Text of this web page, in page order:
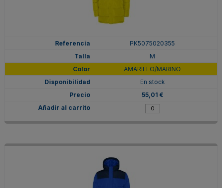
PK5075020355
M
AMARILLO/MARINO
En stock
55,01 €